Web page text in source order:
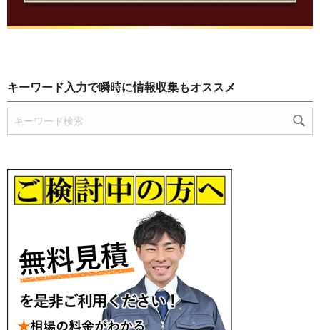
キーワード入力で瞬時に情報収集もオススメ